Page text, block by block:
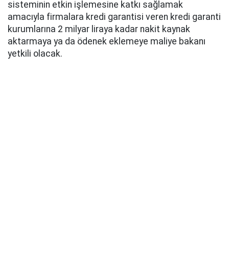
sisteminin etkin işlemesine katkı sağlamak
amacıyla firmalara kredi garantisi veren kredi garanti
kurumlarına 2 milyar liraya kadar nakit kaynak
aktarmaya ya da ödenek eklemeye maliye bakanı
yetkili olacak.